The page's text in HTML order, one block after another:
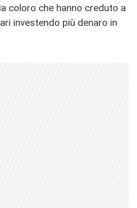
coloro che hanno creduto a
investendo più denaro in